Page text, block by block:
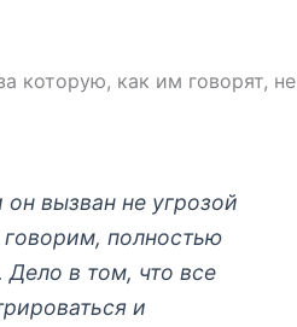
которую, как им говорят, не
вызван не угрозой
полностью
Дело в том, что все
и